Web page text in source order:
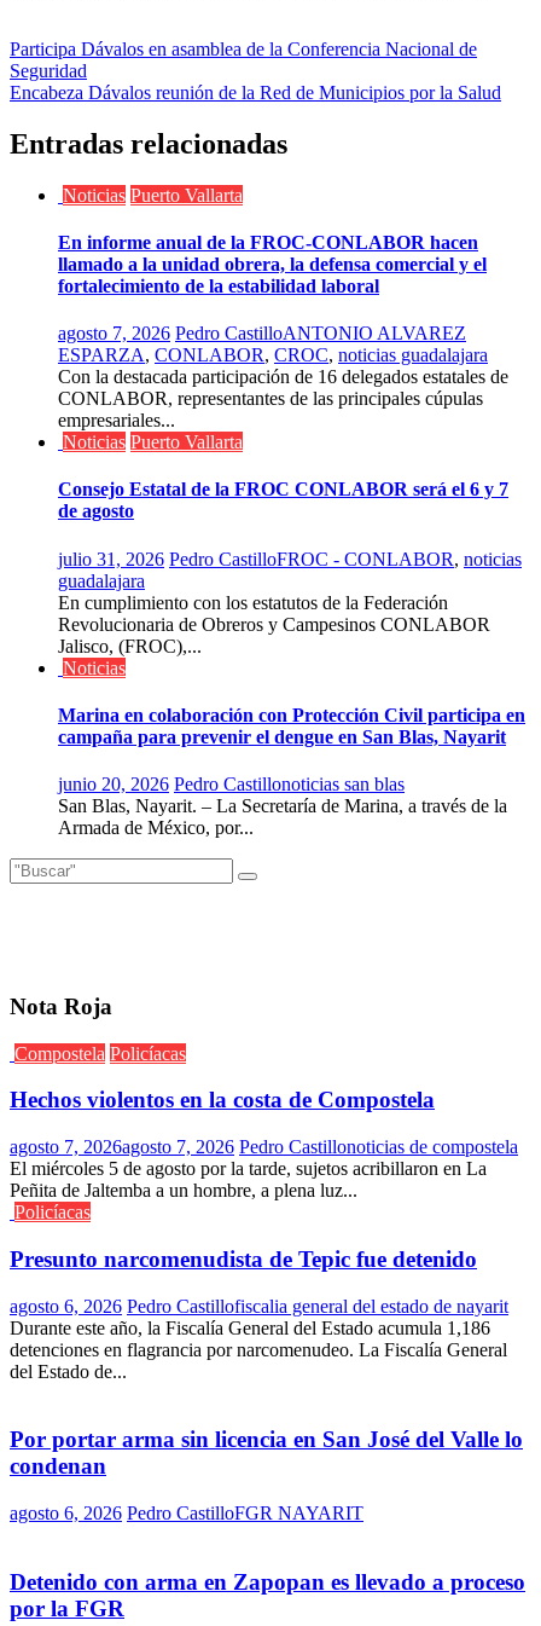
Navegación
de
Participa Dávalos en asamblea de la Conferencia Nacional de
Seguridad
Encabeza Dávalos reunión de la Red de Municipios por la Salud
Entradas relacionadas
Noticias Puerto Vallarta
En informe anual de la FROC-CONLABOR hacen
llamado a la unidad obrera, la defensa comercial y el
fortalecimiento de la estabilidad laboral
agosto 7, 2026 Pedro CastilloANTONIO ALVAREZ
ESPARZA, CONLABOR, CROC, noticias guadalajara
Con la destacada participación de 16 delegados estatales de
CONLABOR, representantes de las principales cúpulas
empresariales...
Noticias Puerto Vallarta
Consejo Estatal de la FROC CONLABOR será el 6 y 7
de agosto
julio 31, 2026 Pedro CastilloFROC - CONLABOR, noticias
guadalajara
En cumplimiento con los estatutos de la Federación
Revolucionaria de Obreros y Campesinos CONLABOR
Jalisco, (FROC),...
Noticias
Marina en colaboración con Protección Civil participa en
campaña para prevenir el dengue en San Blas, Nayarit
junio 20, 2026 Pedro Castillonoticias san blas
San Blas, Nayarit. – La Secretaría de Marina, a través de la
Armada de México, por...
Nota Roja
Compostela Policíacas
Hechos violentos en la costa de Compostela
agosto 7, 2026agosto 7, 2026 Pedro Castillonoticias de compostela
El miércoles 5 de agosto por la tarde, sujetos acribillaron en La
Peñita de Jaltemba a un hombre, a plena luz...
Policíacas
Presunto narcomenudista de Tepic fue detenido
agosto 6, 2026 Pedro Castillofiscalia general del estado de nayarit
Durante este año, la Fiscalía General del Estado acumula 1,186
detenciones en flagrancia por narcomenudeo. La Fiscalía General
del Estado de...
Por portar arma sin licencia en San José del Valle lo
condenan
agosto 6, 2026 Pedro CastilloFGR NAYARIT
Detenido con arma en Zapopan es llevado a proceso
por la FGR